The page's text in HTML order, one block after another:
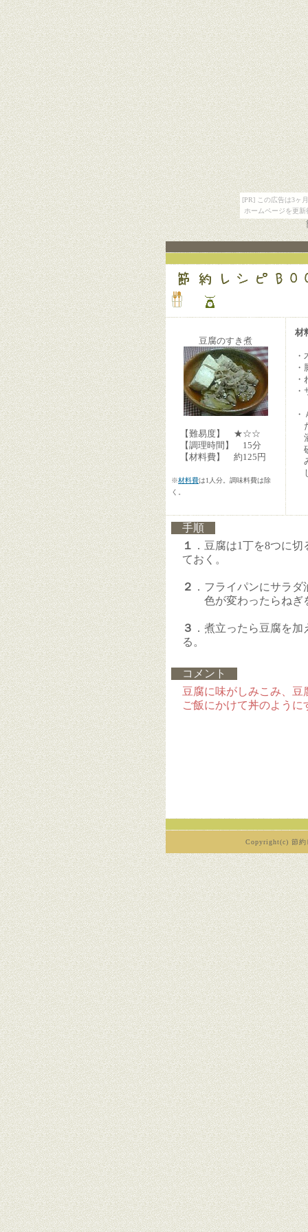
[PR] この広告は3ヶ
ホームページを更
豆腐のすき煮
【難易度】 ★☆☆
【調理時間】 15分
【材料費】 約125円
※材料費は1人分。調味料費は除
く。
材
・
・
手順
１ ．豆腐は1丁を8つに
ておく。
２ ．フライパンにサラ
色が変わったらねぎ
３ ．煮立ったら豆腐を
る。
コメント
豆腐に味がしみこみ、豆
ご飯にかけて丼のよう
Copyright(c) 節